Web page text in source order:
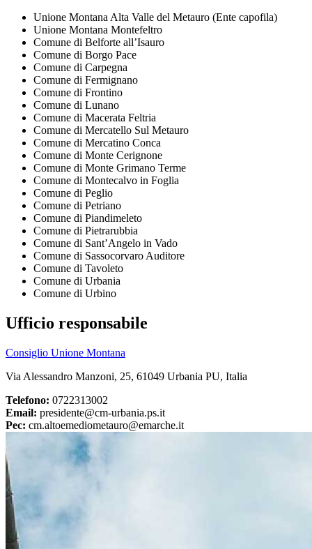
Unione Montana Alta Valle del Metauro (Ente capofila)
Unione Montana Montefeltro
Comune di Belforte all’Isauro
Comune di Borgo Pace
Comune di Carpegna
Comune di Fermignano
Comune di Frontino
Comune di Lunano
Comune di Macerata Feltria
Comune di Mercatello Sul Metauro
Comune di Mercatino Conca
Comune di Monte Cerignone
Comune di Monte Grimano Terme
Comune di Montecalvo in Foglia
Comune di Peglio
Comune di Petriano
Comune di Piandimeleto
Comune di Pietrarubbia
Comune di Sant’Angelo in Vado
Comune di Sassocorvaro Auditore
Comune di Tavoleto
Comune di Urbania
Comune di Urbino
Ufficio responsabile
Consiglio Unione Montana
Via Alessandro Manzoni, 25, 61049 Urbania PU, Italia
Telefono: 0722313002
Email: presidente@cm-urbania.ps.it
Pec: cm.altoemediometauro@emarche.it